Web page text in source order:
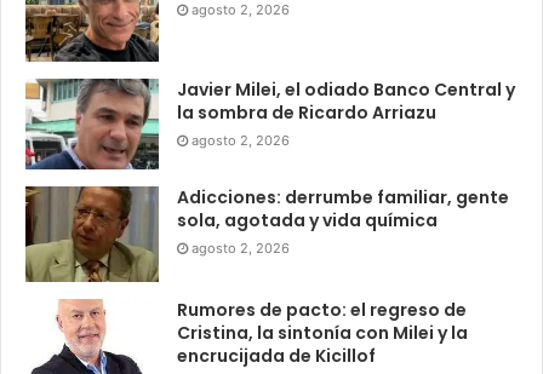
agosto 2, 2026
Javier Milei, el odiado Banco Central y
la sombra de Ricardo Arriazu
agosto 2, 2026
Adicciones: derrumbe familiar, gente
sola, agotada y vida química
agosto 2, 2026
Rumores de pacto: el regreso de
Cristina, la sintonía con Milei y la
encrucijada de Kicillof